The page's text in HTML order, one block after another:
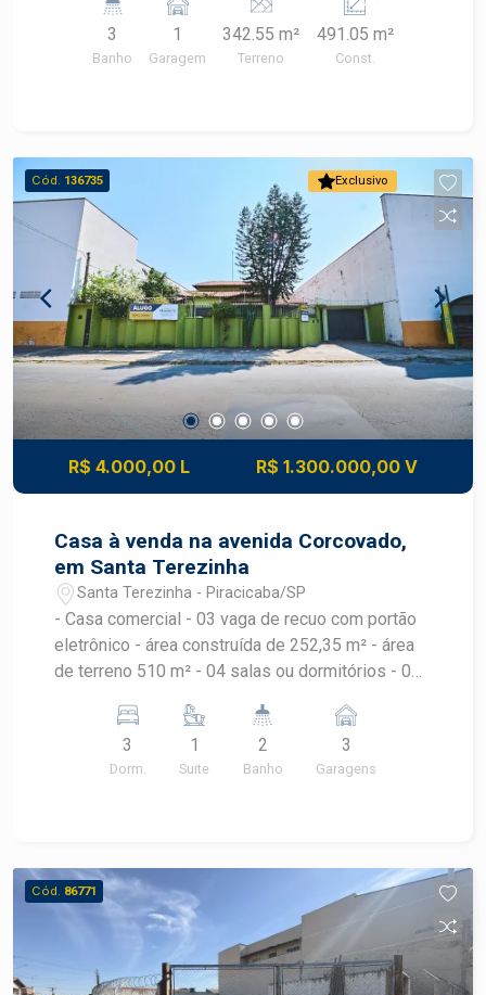
visibilidade e grande fluxo de pessoas e
veículos ? ideal para empresas que buscam
destaque e conveniência. O imóvel possui 491,05
banheiros Cozinha Sistema geral de ar-
condicionado Piso cerâmico em ótimo estado de
conservação 1 vaga Um espaço moderno, versátil
e pronto para receber diferentes tipos de
negócio, em uma das avenidas mais
movimentadas da cidade. Construa seu futuro
com quem é agente de desenvolvimento do
mercado imobiliário de Piracicaba. Agende sua
visita! #Blackfrias
3
Banho
1
Garagem
342.55 m²
Terreno
491.05 m²
Const.
Exclusivo
Cód. 136735
R$ 4.000,00 L R$ 1.300.000,00 V
Casa à venda na avenida Corcovado,
em Santa Terezinha
Santa Terezinha - Piracicaba/SP
- Casa comercial - 03 vaga de recuo com portão
eletrônico - área construída de 252,35 m² - área
de terreno 510 m² - 04 salas ou dormitórios - 03
veículos e pedestres
3
Dorm.
1
Suite
2
Banho
3
Garagens
Cód. 86771